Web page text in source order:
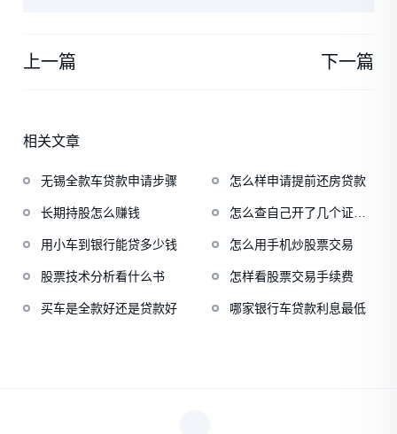
上一篇 下一篇
相关文章
无锡全款车贷款申请步骤 怎么样申请提前还房贷款
长期持股怎么赚钱
怎么查自己开了几个证券
用小车到银行能贷多少钱
怎么用手机炒股票交易
股票技术分析看什么书 怎样看股票交易手续费
买车是全款好还是贷款好 哪家银行车贷款利息最低